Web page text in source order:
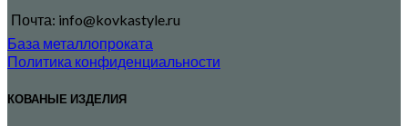
Почта: info@kovkastyle.ru
База металлопроката
Политика конфиденциальности
КОВАНЫЕ ИЗДЕЛИЯ